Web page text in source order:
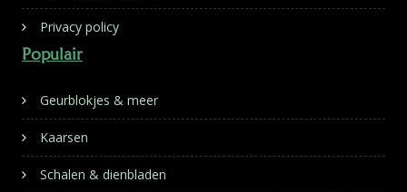
Privacy policy
Populair
Geurblokjes & meer
Kaarsen
Schalen & dienbladen